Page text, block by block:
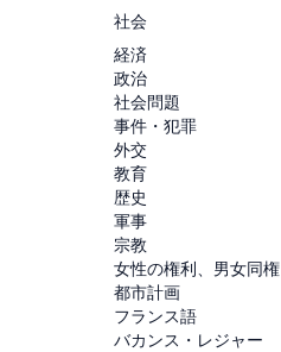
社会
経済
政治
社会問題
事件・犯罪
外交
教育
歴史
軍事
宗教
女性の権利、男女同権
都市計画
フランス語
バカンス・レジャー